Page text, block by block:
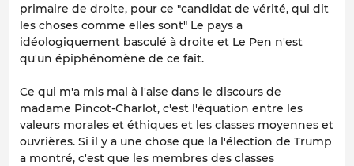
primaire de droite, pour ce "candidat de vérité, qui dit
les choses comme elles sont" Le pays a
idéologiquement basculé à droite et Le Pen n'est
qu'un épiphénomène de ce fait.
Ce qui m'a mis mal à l'aise dans le discours de
madame Pincot-Charlot, c'est l'équation entre les
valeurs morales et éthiques et les classes moyennes et
ouvrières. Si il y a une chose que la l'élection de Trump
a montré, c'est que les membres des classes